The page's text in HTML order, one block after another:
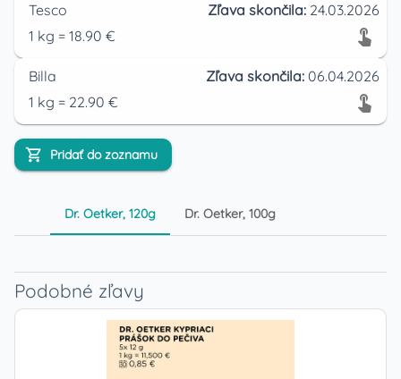
Tesco Zľava skončila: 24.03.2026
1 kg = 18.90 €
Billa Zľava skončila: 06.04.2026
1 kg = 22.90 €
Pridať do zoznamu
Dr. Oetker, 120g Dr. Oetker, 100g
Podobné zľavy